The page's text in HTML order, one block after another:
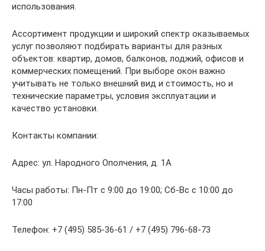
использования.
Ассортимент продукции и широкий спектр оказываемых
услуг позволяют подбирать варианты для разных
объектов: квартир, домов, балконов, лоджий, офисов и
коммерческих помещений. При выборе окон важно
учитывать не только внешний вид и стоимость, но и
технические параметры, условия эксплуатации и
качество установки.
Контакты компании:
Адрес: ул. Народного Ополчения, д. 1А
Часы работы: Пн-Пт с 9:00 до 19:00; Сб-Вс с 10:00 до
17:00
Телефон: +7 (495) 585-36-61 / +7 (495) 796-68-73